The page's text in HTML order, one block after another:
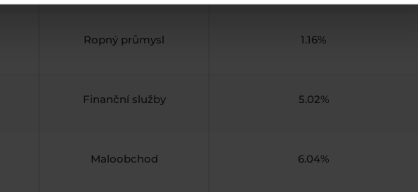
Ropný průmysl 1.16%
Finanční služby 5.02%
Maloobchod 6.04%